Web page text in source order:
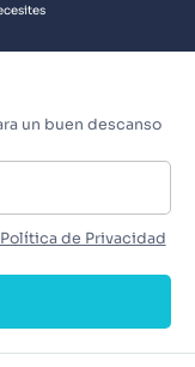
un buen descanso
Política de Privacidad